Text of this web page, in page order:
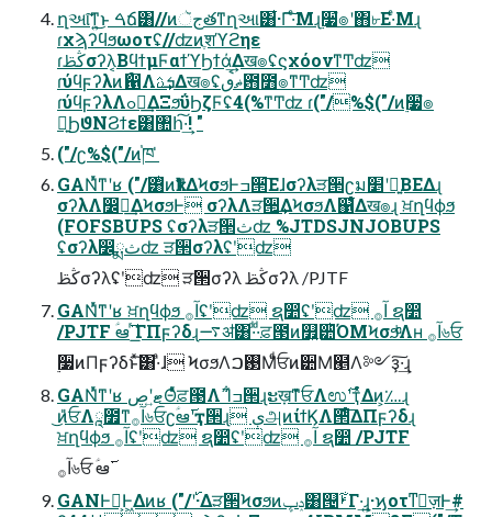
ղઆ͠ͳ͍͜ͱ ࠓճ͸//ͷجૅతͳղઆ͸͋·Γ͠·ͤΜɻ࣮૷ํ๏ʹ΋৮Ε·ͤΜɻ
ɾχϡʔϥϧωοτʢ//ʣͷֶशϓϩηε
ɾڭࢣσʔλ͔ΒϥϯμϜαϯϓϦϯά͢Δख๏ʢϛχόονͳͲʣ
ɾύϥϝʔλͷޯ഑Λܭࢉ͢Δख๏ʢޡࠩٯ఻೻๏ͳͲʣ
ɾύϥϝʔλΛߋ৽͢ΔΞϧΰϦζϜʢ4(%ͳͲʣ ɾ("/%$("/ͷ࣮૷ํ๏
ྑ͍ϦϑΝϨϯε͸঺հ͠·͢! "
("/ʗ%$("/ͷ֓ཁ ̍
GANͬͯͳʹʁ ("/͸̎ͭͷҟͳΔϞσϧͰߏ੒͞Εɺσʔλੜ੒ʗม׵ʹ༻͍ΒΕΔɻ
σʔλΛ෼ྨ͢ΔϞσϧͰ σʔλΛੜ੒͢ΔϞσϧΛ஁͑͋͛Δख๏ɻ ਖ਼ղϥϕϧ
(FOFSBUPS ʢσʔλੜ੒ثʣ %JTDSJNJOBUPS
ʢσʔλ෼ྨثʣ ੜ੒σʔλʢʹʣ
ڭࢣσʔλʢʹʣ ੜ੒σʔλ ڭࢣσʔλ /PJTF
GANͬͯͳʹʁ ਖ਼ղϥϕϧ آ࡞ʢʹʣ ຊ෺ʢʹʣ آ࡞ ຊ෺
/PJTF ؑఆ࢜ ͬ͘͟ΓΠϝʔδɻ࠷ॳ͸·ͩ·ͩਫ਼౓ͷ௿͍੺ͪΌΜϞσϧͨͪΛʜ آ࡞৬ਓ
࣮૷ͷΠϝʔδͱͯ͠͸·ͣɺ ϞσϧΛ࢓ࠐΜͩ̎ਓͷ੺Μ๥Λ༻ҙ͠·͢ɻ
GANͬͯͳʹʁ ޓ͍ʹڝΘͤͯਫ਼౓ΛߴΊ͋͏ߏ੒ɻະख़ͳ̎ਓΛಉ࣌ʹҭͯΔͷ͕؊ɻ
͜ͷ̎ਓΛཱ೿ͳآ࡞৬ਓʗؑఆ࢜ʹҭ੒ɻ ېஅͷίϯϏΛ݁੒ͤ͞ΔΠϝʔδɻ
ਖ਼ղϥϕϧ آ࡞ʢʹʣ ຊ෺ʢʹʣ آ࡞ ຊ෺ /PJTF
GANͰԿ͕Ͱ͖Δͷʁ ("/ʹ࢝·Δੜ੒Ϟσϧͷݚڀ͸୔ࢁ͋Γ·͢ɻ͍·ϗοτͳٕज़Ͱ͢#